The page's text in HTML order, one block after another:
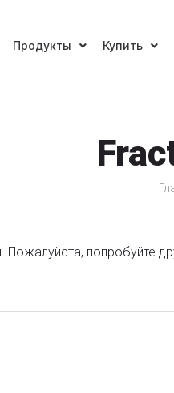
Продукты Купить
Пожалуйста, попробуйте